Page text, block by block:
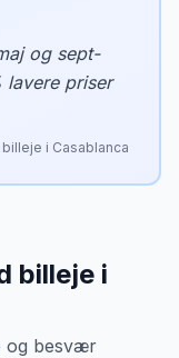
og sept-
priser
i Casablanca
billeje i
og besvær